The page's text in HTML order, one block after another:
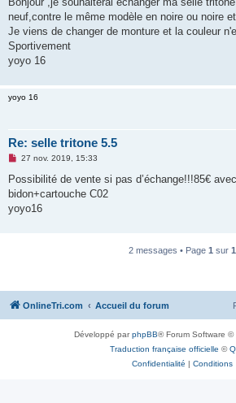
a
g
n
o
n
u
neuf,contre le même modèle en noire ou noire et
Je viens de changer de monture et la couleur
Sportivement
yoyo 16
yoyo 16
Re: selle tritone 5.5
M
s
a
g
e
27 nov. 2019, 15:33
Possibilité de vente si pas d’échange!!!85€
bidon+cartouche C02
yoyo16
2 messages • Page 1 sur 1
OnlineTri.com Accueil du forum
Développé parphpBB® Forum Software ©
Traduction française officielle ©
Confidentialité | Conditions